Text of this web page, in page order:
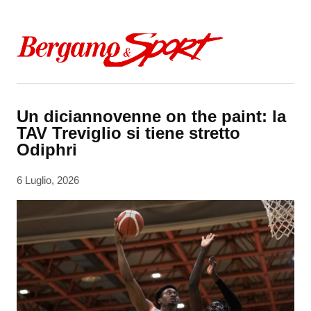
Un diciannovenne on the paint: la
TAV Treviglio si tiene stretto
Odiphri
6 Luglio, 2026